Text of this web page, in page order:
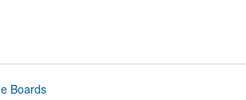
Boards